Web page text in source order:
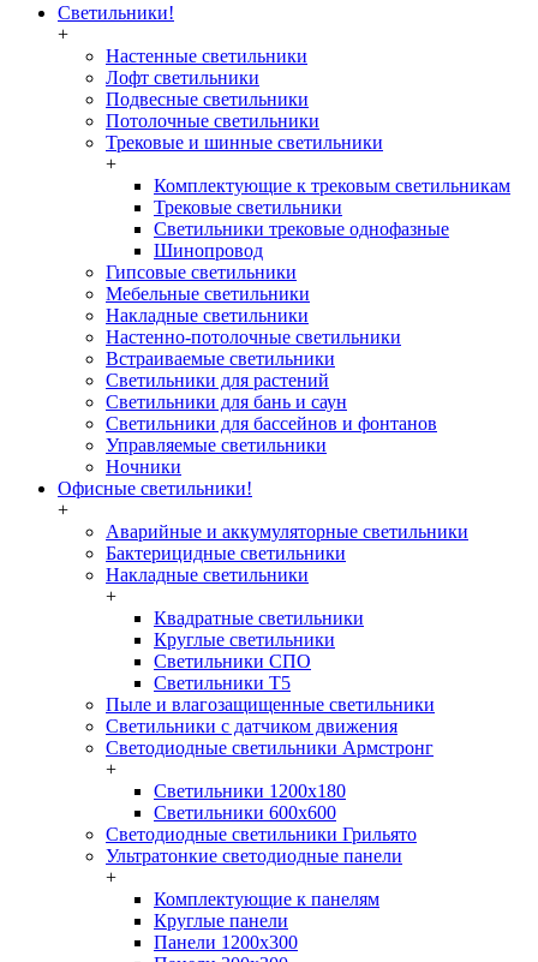
Светильники!
+
Настенные светильники
Лофт светильники
Подвесные светильники
Потолочные светильники
Трековые и шинные светильники
+
Комплектующие к трековым светильникам
Трековые светильники
Светильники трековые однофазные
Шинопровод
Гипсовые светильники
Мебельные светильники
Накладные светильники
Настенно-потолочные светильники
Встраиваемые светильники
Светильники для растений
Светильники для бань и саун
Светильники для бассейнов и фонтанов
Управляемые светильники
Ночники
Офисные светильники!
+
Аварийные и аккумуляторные светильники
Бактерицидные светильники
Накладные светильники
+
Квадратные светильники
Круглые светильники
Светильники СПО
Светильники Т5
Пыле и влагозащищенные светильники
Светильники с датчиком движения
Светодиодные светильники Армстронг
+
Светильники 1200х180
Светильники 600х600
Светодиодные светильники Грильято
Ультратонкие светодиодные панели
+
Комплектующие к панелям
Круглые панели
Панели 1200х300